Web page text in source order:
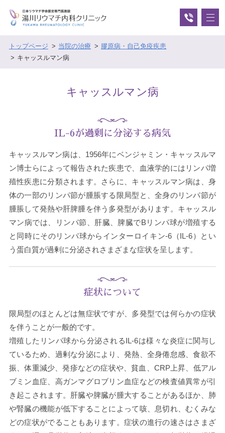
トップページ 当院の治療
膠原病・自己免疫疾患
キャッスルマン病
キャッスルマン病
IL-6が過剰に分泌する病気
キャッスルマン病は、1956年にベンジャミン・キャッスルマ
ン博士らによって報告された疾患で、血液学的にはリンパ増
殖性疾患に分類されます。さらに、キャッスルマン病は、身
体の一部のリンパ節が腫脹する限局型と、全身のリンパ節が
腫脹して発熱や肝脾腫を伴う多発型があります。キャッスル
マン病では、リンパ節、肝臓、脾臓でBリンパ球が増殖する
と同時にそのリンパ球からインターロイキン-6（IL-6）とい
う蛋白質が過剰に分泌されさまざまな症状を呈します。
症状について
限局型のほとんどは無症状ですが、多発型では何らかの症状
を伴うことが一般的です。
増殖したリンパ球から分泌されるIL-6は様々な炎症に関与し
ているため、過剰な分泌により、発熱、全身倦怠感、食欲不
振、体重減少、発疹などの症状や、貧血、CRP上昇、低アル
ブミン血症、高ガンマグロブリン血症などの検査値異常が引
き起こされます。肝臓や脾臓が腫大することがあるほか、肺
や腎臓の機能が低下することによって咳、息切れ、むくみな
どの症状がでることもあります。症状の進行の速さはさまざ